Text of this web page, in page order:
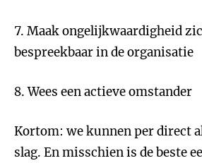
7. Maak ongelijkwaardigheid
bespreekbaar in de organisatie
8. Wees een actieve omstander
Kortom: we kunnen per direct
slag. En misschien is de beste